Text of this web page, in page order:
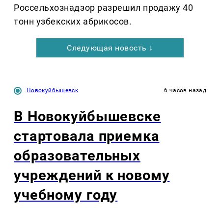
Россельхознадзор разрешил продажу 40
тонн узбекских абрикосов.
Следующая новость ↓
Новокуйбышевск 6 часов назад
В Новокуйбышевске
стартовала приемка
образовательных
учреждений к новому
учебному году